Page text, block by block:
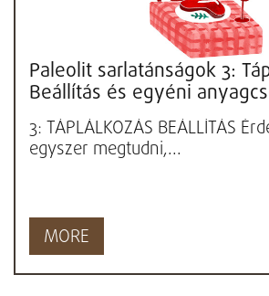
Paleolit sarlatánságok 3:
Beállítás és egyéni
keresése. Kész...
3: TÁPLÁLKOZÁS BEÁLLÍTÁS
egyszer megtudni,...
MORE